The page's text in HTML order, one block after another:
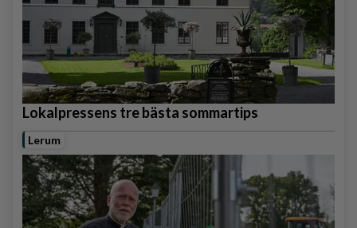
Lokalpressens tre bästa sommartips
Lerum